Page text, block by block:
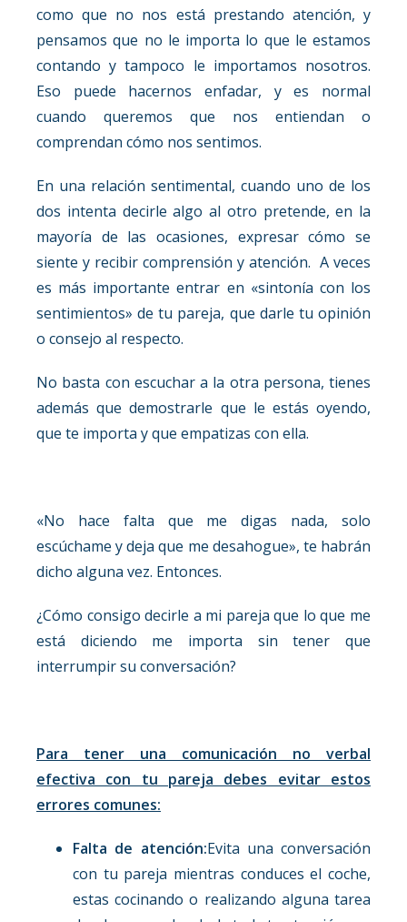
como que no nos está prestando atención, y
pensamos que no le importa lo que le estamos
contando y tampoco le importamos nosotros.
Eso puede hacernos enfadar, y es normal
cuando queremos que nos entiendan o
comprendan cómo nos sentimos.
En una relación sentimental, cuando uno de los
dos intenta decirle algo al otro pretende, en la
mayoría de las ocasiones, expresar cómo se
siente y recibir comprensión y atención. A veces
es más importante entrar en «sintonía con los
sentimientos» de tu pareja, que darle tu opinión
o consejo al respecto.
No basta con escuchar a la otra persona, tienes
además que demostrarle que le estás oyendo,
que te importa y que empatizas con ella.
«No hace falta que me digas nada, solo
escúchame y deja que me desahogue», te habrán
dicho alguna vez. Entonces.
¿Cómo consigo decirle a mi pareja que lo que me
está diciendo me importa sin tener que
interrumpir su conversación?
Para tener una comunicación no verbal
efectiva con tu pareja debes evitar estos
errores comunes:
Falta de atención:Evita una conversación
con tu pareja mientras conduces el coche,
estas cocinando o realizando alguna tarea